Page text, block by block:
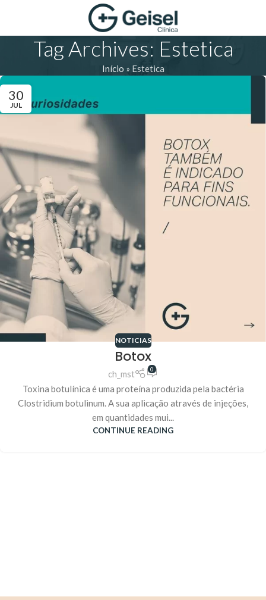
Tag Archives: Estetica
Início » Estetica
30
JUL
NOTICIAS
Botox
ch_mst 0
Toxina botulínica é uma proteína produzida pela bactéria
Clostridium botulinum. A sua aplicação através de injeções,
em quantidades mui...
CONTINUE READING